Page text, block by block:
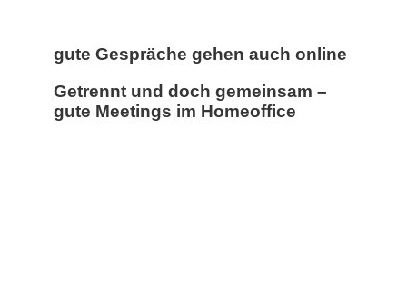
gute Gespräche gehen auch online
Getrennt und doch gemeinsam –
gute Meetings im Homeoffice